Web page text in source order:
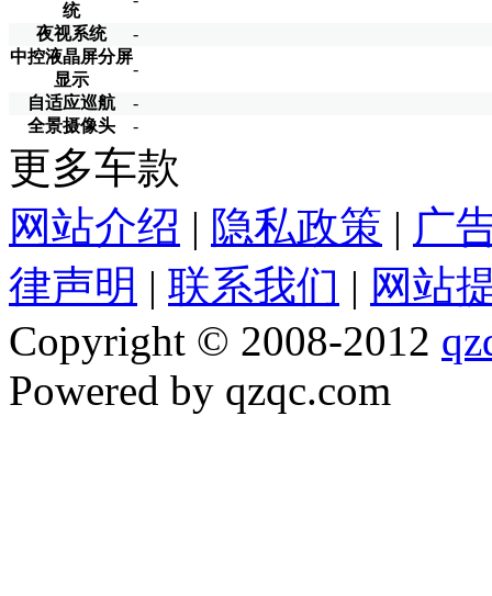
统
夜视系统
-
中控液晶屏分屏
显示
-
自适应巡航
-
全景摄像头
-
更多车款
网站介绍 | 隐私政策 | 广
律声明 | 联系我们 | 网站
Copyright © 2008-2012
Powered by qzqc.com